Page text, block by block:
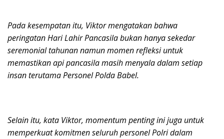
Pada kesempatan itu, Viktor mengatakan bahwa
peringatan Hari Lahir Pancasila bukan hanya sekedar
seremonial tahunan namun momen refleksi untuk
memastikan api pancasila masih menyala dalam setiap
insan terutama Personel Polda Babel.
Selain itu, kata Viktor, momentum penting ini juga untuk
memperkuat komitmen seluruh personel Polri dalam